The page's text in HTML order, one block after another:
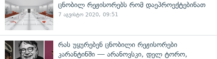
ცნობილ რეჟისორებს რომ დაეპროექტებინათ
7 აგვისტო 2020, 09:51
რას უყურებენ ცნობილი რეჟისორები
კარანტინში — არანოვსკი, დელ ტორო,